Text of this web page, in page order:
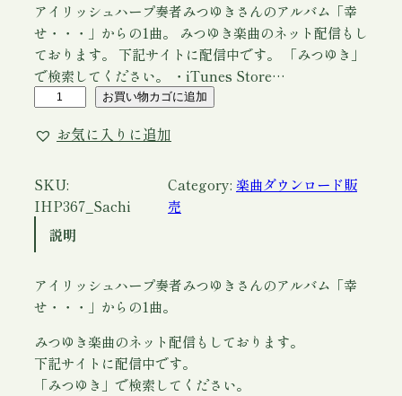
アイリッシュハープ奏者みつゆきさんのアルバム「幸
せ・・・」からの1曲。 みつゆき楽曲のネット配信もし
ております。 下記サイトに配信中です。 「みつゆき」
で検索してください。 ・iTunes Store…
・
・
(
ロ
ー
ド
)
お買い物カゴに追加
お気に入りに追加
SKU:
IHP367_Sachi
Category: 楽曲ダウンロード販
売
説明
アイリッシュハープ奏者みつゆきさんのアルバム「幸
せ・・・」からの1曲。
みつゆき楽曲のネット配信もしております。
下記サイトに配信中です。
「みつゆき」で検索してください。